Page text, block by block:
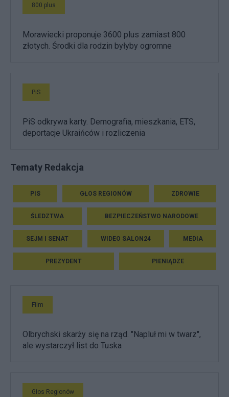
800 plus
Morawiecki proponuje 3600 plus zamiast 800
złotych. Środki dla rodzin byłyby ogromne
PiS
PiS odkrywa karty. Demografia, mieszkania, ETS,
deportacje Ukraińców i rozliczenia
Tematy Redakcja
PIS GŁOS REGIONÓW ZDROWIE
ŚLEDZTWA BEZPIECZEŃSTWO NARODOWE
SEJM I SENAT WIDEO SALON24 MEDIA
PREZYDENT PIENIĄDZE
Film
Olbrychski skarży się na rząd. "Napluł mi w twarz",
ale wystarczył list do Tuska
Głos Regionów